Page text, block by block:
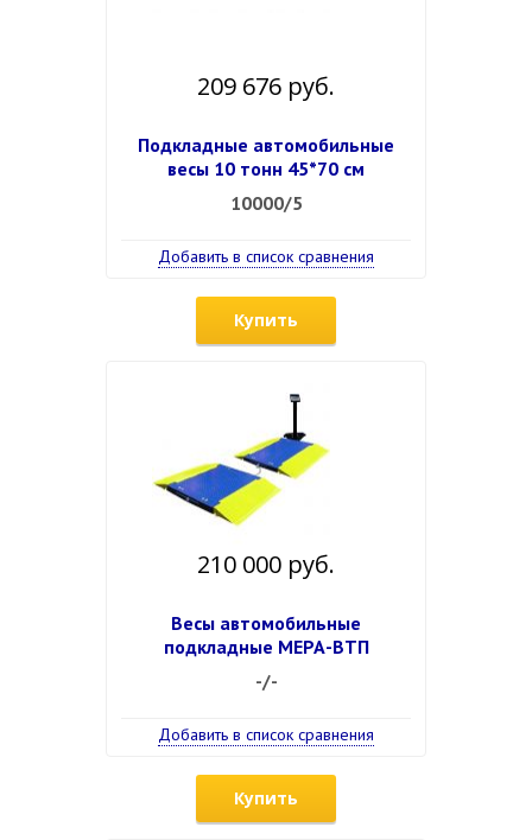
209 676 руб.
Подкладные автомобильные
весы 10 тонн 45*70 см
10000/5
Добавить в список сравнения
Купить
210 000 руб.
Весы автомобильные
подкладные МЕРА-ВТП
-/-
Добавить в список сравнения
Купить